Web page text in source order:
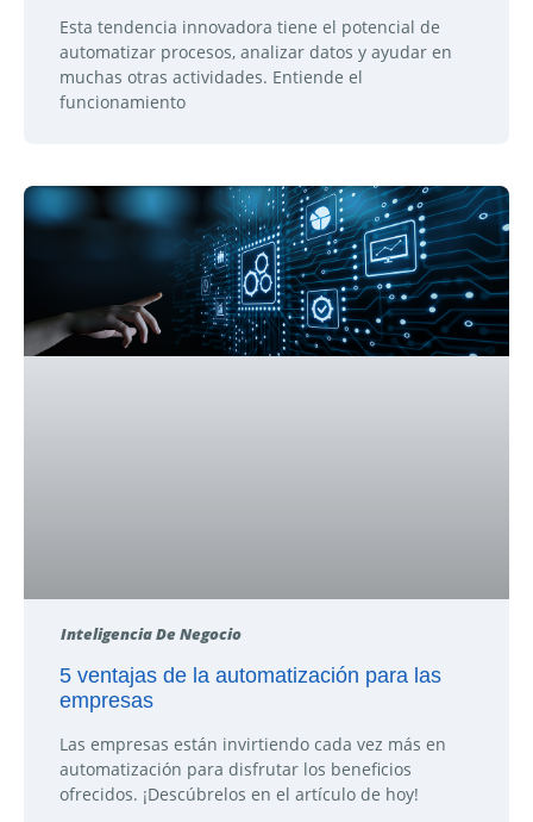
Esta tendencia innovadora tiene el potencial de
automatizar procesos, analizar datos y ayudar en
muchas otras actividades. Entiende el
funcionamiento
Inteligencia De Negocio
5 ventajas de la automatización para las
empresas
Las empresas están invirtiendo cada vez más en
automatización para disfrutar los beneficios
ofrecidos. ¡Descúbrelos en el artículo de hoy!